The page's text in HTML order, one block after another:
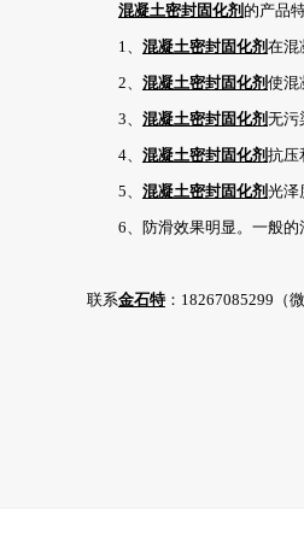
混凝土密封固化剂的产品
1、 混凝土密封固化剂在混
2、 混凝土密封固化剂使混
3、 混凝土密封固化剂无污
4、 混凝土密封固化剂抗压
5、 混凝土密封固化剂光泽
6、防滑效果明显。一般的
联系金石特：18267085299（微